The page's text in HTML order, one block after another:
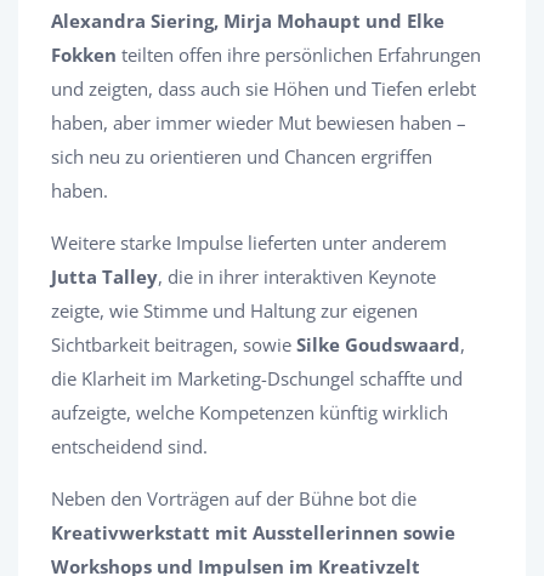
Alexandra Siering, Mirja Mohaupt und Elke
Fokken teilten offen ihre persönlichen Erfahrungen
und zeigten, dass auch sie Höhen und Tiefen erlebt
haben, aber immer wieder Mut bewiesen haben –
sich neu zu orientieren und Chancen ergriffen
haben.
Weitere starke Impulse lieferten unter anderem
Jutta Talley, die in ihrer interaktiven Keynote
zeigte, wie Stimme und Haltung zur eigenen
Sichtbarkeit beitragen, sowie Silke Goudswaard,
die Klarheit im Marketing-Dschungel schaffte und
aufzeigte, welche Kompetenzen künftig wirklich
entscheidend sind.
Neben den Vorträgen auf der Bühne bot die
Kreativwerkstatt mit Ausstellerinnen sowie
Workshops und Impulsen im Kreativzelt